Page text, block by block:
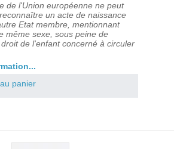
de l'Union européenne ne peut
un acte de naissance
Etat membre, mentionnant
même sexe, sous peine de
de l'enfant concerné à circuler
panier